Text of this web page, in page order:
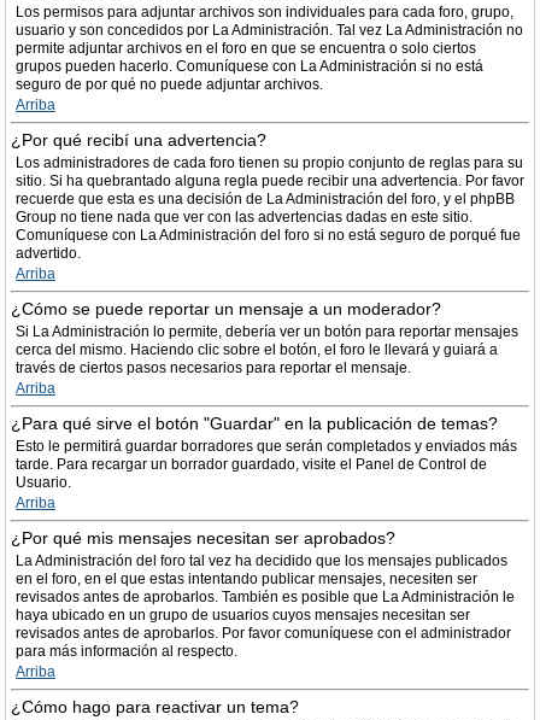
Los permisos para adjuntar archivos son individuales para cada foro, grupo,
usuario y son concedidos por La Administración. Tal vez La Administración no
permite adjuntar archivos en el foro en que se encuentra o solo ciertos
grupos pueden hacerlo. Comuníquese con La Administración si no está
seguro de por qué no puede adjuntar archivos.
Arriba
¿Por qué recibí una advertencia?
Los administradores de cada foro tienen su propio conjunto de reglas para su
sitio. Si ha quebrantado alguna regla puede recibir una advertencia. Por favor
recuerde que esta es una decisión de La Administración del foro, y el phpBB
Group no tiene nada que ver con las advertencias dadas en este sitio.
Comuníquese con La Administración del foro si no está seguro de porqué fue
advertido.
Arriba
¿Cómo se puede reportar un mensaje a un moderador?
Si La Administración lo permite, debería ver un botón para reportar mensajes
cerca del mismo. Haciendo clic sobre el botón, el foro le llevará y guiará a
través de ciertos pasos necesarios para reportar el mensaje.
Arriba
¿Para qué sirve el botón "Guardar" en la publicación de temas?
Esto le permitirá guardar borradores que serán completados y enviados más
tarde. Para recargar un borrador guardado, visite el Panel de Control de
Usuario.
Arriba
¿Por qué mis mensajes necesitan ser aprobados?
La Administración del foro tal vez ha decidido que los mensajes publicados
en el foro, en el que estas intentando publicar mensajes, necesiten ser
revisados antes de aprobarlos. También es posible que La Administración le
haya ubicado en un grupo de usuarios cuyos mensajes necesitan ser
revisados antes de aprobarlos. Por favor comuníquese con el administrador
para más información al respecto.
Arriba
¿Cómo hago para reactivar un tema?